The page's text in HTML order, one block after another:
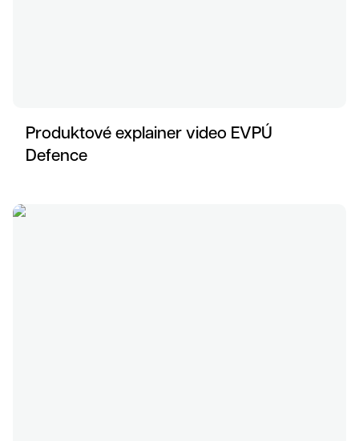
Produktové explainer video EVPÚ
Defence